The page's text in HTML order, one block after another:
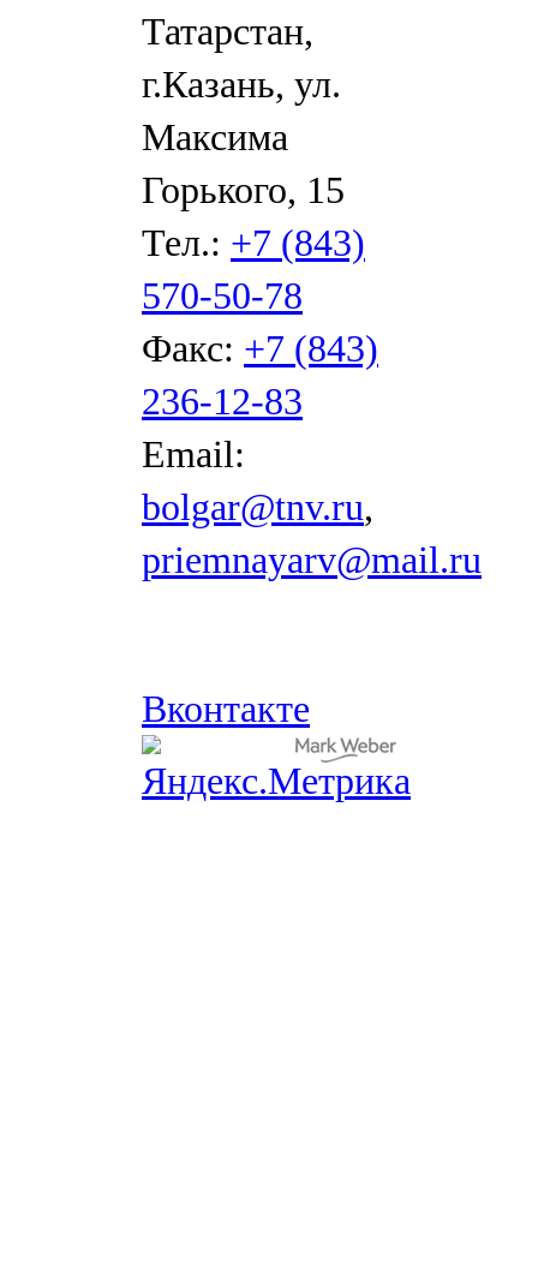
Татарстан,
г.Казань, ул.
Максима
Горького, 15
Тел.: +7 (843)
570-50-78
Факс: +7 (843)
236-12-83
Email:
bolgar@tnv.ru,
priemnayarv@mail.ru
Вконтакте